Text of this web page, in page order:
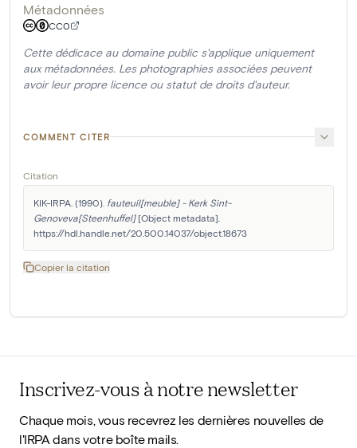
Métadonnées
CC0
Cette dédicace au domaine public s'applique uniquement
aux métadonnées. Les photographies associées peuvent
avoir leur propre licence ou statut de droits d'auteur.
COMMENT CITER
Citation
KIK-IRPA. (1990). fauteuil[meuble] - Kerk Sint-
Genoveva[Steenhuffel] [Object metadata].
https://hdl.handle.net/20.500.14037/object.18673
Copier la citation
Inscrivez-vous à notre newsletter
Chaque mois, vous recevrez les dernières nouvelles de
l'IRPA dans votre boîte mails.